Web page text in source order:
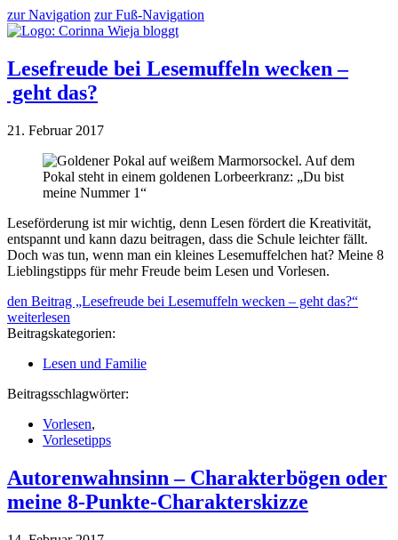
zur Navigation zur Fuß-Navigation
Lesefreude bei Lesemuffeln wecken –
geht das?
21. Februar 2017
Leseförderung ist mir wichtig, denn Lesen fördert die Kreativität,
entspannt und kann dazu beitragen, dass die Schule leichter fällt.
Doch was tun, wenn man ein kleines Lesemuffelchen hat? Meine 8
Lieblingstipps für mehr Freude beim Lesen und Vorlesen.
den Beitrag „Lesefreude bei Lesemuffeln wecken – geht das?“
weiterlesen
Beitragskategorien:
Lesen und Familie
Beitragsschlagwörter:
Vorlesen,
Vorlesetipps
Autorenwahn­sinn – Charak­ter­bögen oder
meine 8-Punkte-Charakterskizze